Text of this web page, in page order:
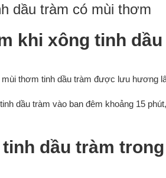
dầu tràm có mùi thơm
khi xông tinh dầu
thơm tinh dầu tràm được lưu hương
dầu tràm vào ban đêm khoảng 15
dầu tràm